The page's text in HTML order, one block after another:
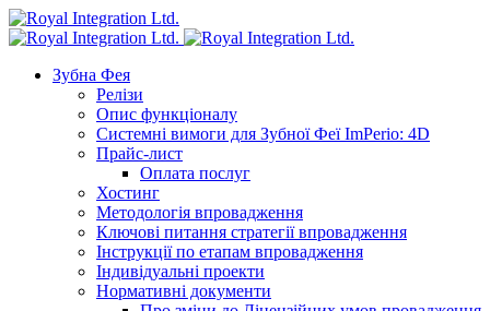
Зубна Фея
Релізи
Опис функціоналу
Системні вимоги для Зубної Феї ImPerio: 4D
Прайс-лист
Оплата послуг
Хостинг
Методологія впровадження
Ключові питання стратегії впровадження
Інструкції по етапам впровадження
Індивідуальні проекти
Нормативні документи